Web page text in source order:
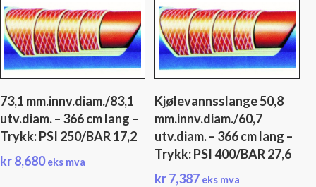
73,1 mm.innv.diam./83,1
utv.diam. – 366 cm lang –
Trykk: PSI 250/BAR 17,2
kr8,680 eks mva
Kjølevannsslange 50,8
mm.innv.diam./60,7
utv.diam. – 366 cm lang –
Trykk: PSI 400/BAR 27,6
kr7,387 eks mva